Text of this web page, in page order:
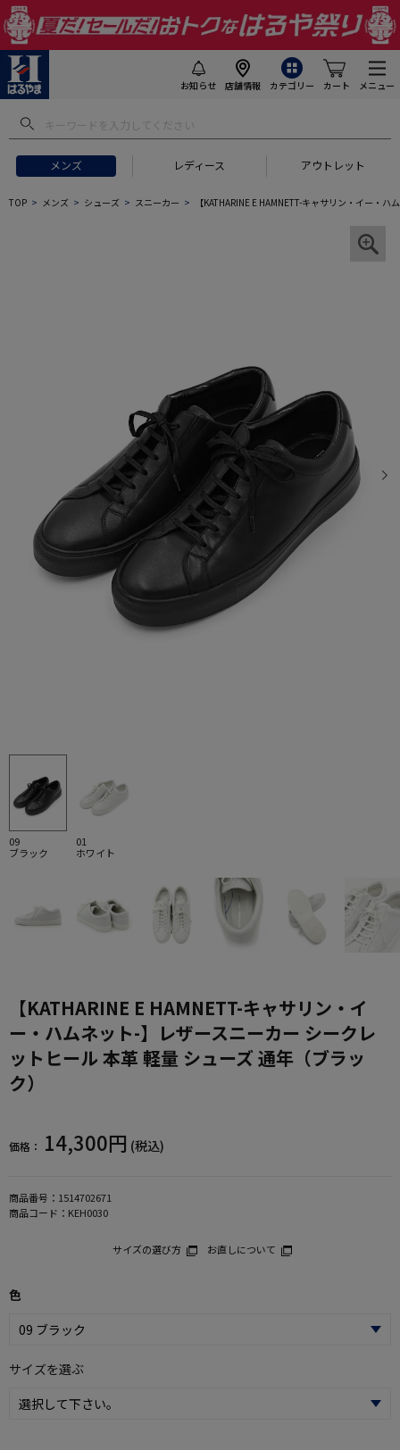
お知らせ 店舗情報 カテゴリー カート メニュー
メンズ レディース アウトレット
TOP メンズ シューズ スニーカー 【KATHARINE E HAMNETT-キャサリン・イー・
09
ブラック
01
ホワイト
【KATHARINE E HAMNETT-キャサリン・イ
ー・ハムネット-】レザースニーカー シークレ
ットヒール 本革 軽量 シューズ 通年（ブラッ
ク）
価格： 14,300円 (税込)
商品番号： 1514702671
商品コード： KEH0030
サイズの選び方 お直しについて
色
サイズを選ぶ